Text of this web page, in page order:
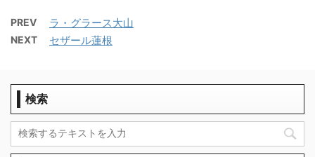
PREV ラ・グラース大山
NEXT セザール蓮根
検索